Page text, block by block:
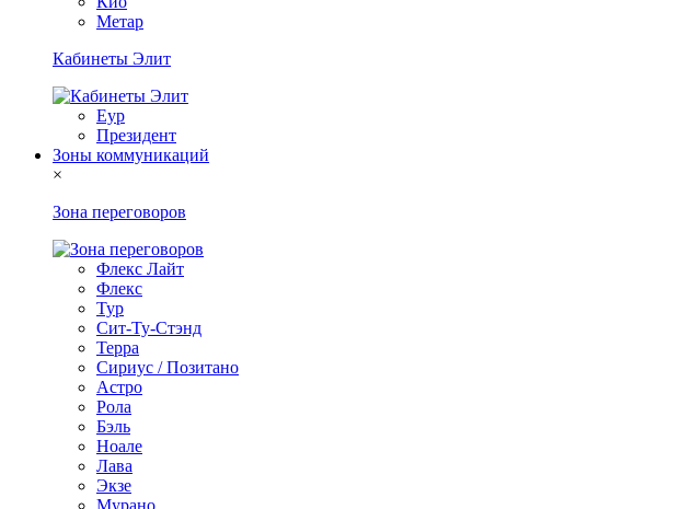
Метар
Кабинеты Элит
Еур
Президент
Зоны коммуникаций
×
Зона переговоров
Флекс Лайт
Флекс
Тур
Сит-Ту-Стэнд
Терра
Сириус / Позитано
Астро
Рола
Бэль
Ноале
Лава
Экзе
Мурано